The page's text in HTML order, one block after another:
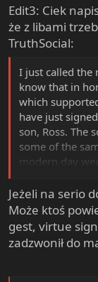
Edit3: Ciek
że z libami
TruthSocial:
I just called the
know that in
which
have just
son, Ross. The
some of the
modern day
Ridiculous!
Jeżeli na serio
Może ktoś
gest, virtue
zadzwonił do